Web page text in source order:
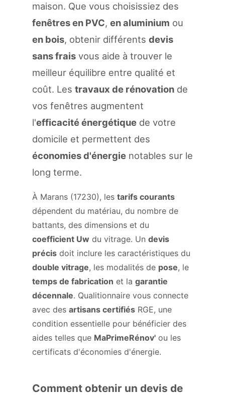
maison. Que vous choisissiez des
fenêtres en PVC, en aluminium ou
en bois, obtenir différents devis
sans frais vous aide à trouver le
meilleur équilibre entre qualité et
coût. Les travaux de rénovation de
vos fenêtres augmentent
l'efficacité énergétique de votre
domicile et permettent des
économies d'énergie notables sur le
long terme.
À Marans (17230), les tarifs courants
dépendent du matériau, du nombre de
battants, des dimensions et du
coefficient Uw du vitrage. Un devis
précis doit inclure les caractéristiques du
double vitrage, les modalités de pose, le
temps de fabrication et la garantie
décennale. Qualitionnaire vous connecte
avec des artisans certifiés RGE, une
condition essentielle pour bénéficier des
aides telles que MaPrimeRénov' ou les
certificats d'économies d'énergie.
Comment obtenir un devis de